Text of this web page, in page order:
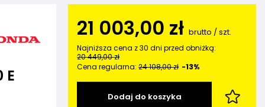
E
21 003,00 zł brutto /szt.
Najniższa cena z 30 dni przed obniżką:
20 449,00 zł
Cena regularna:24 108,00 zł -13%
Dodaj do koszyka